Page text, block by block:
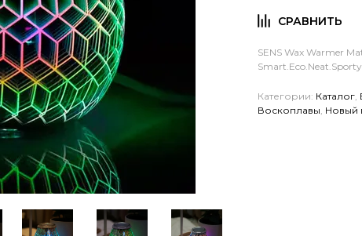
SENS Wax Warmer
Smart.Eco.Neat.Sporty
Категории: Каталог
Воскоплавы Новый